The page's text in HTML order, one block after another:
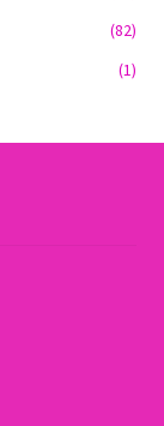
(82)
(1)